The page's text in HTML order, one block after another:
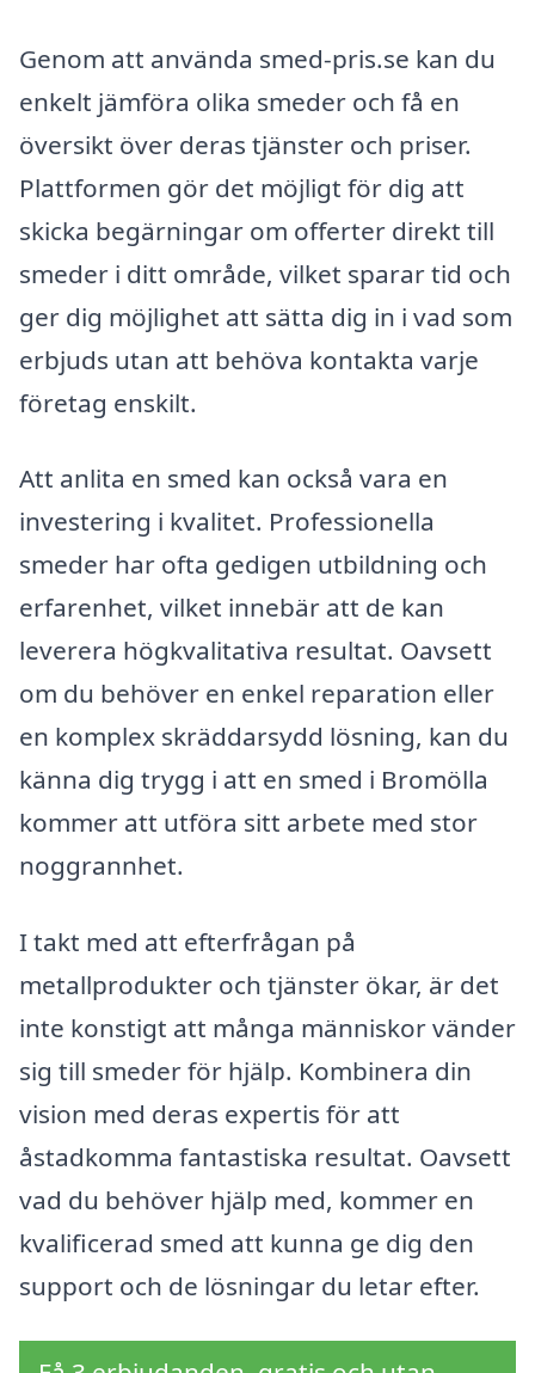
Genom att använda smed-pris.se kan du
enkelt jämföra olika smeder och få en
översikt över deras tjänster och priser.
Plattformen gör det möjligt för dig att
skicka begärningar om offerter direkt till
smeder i ditt område, vilket sparar tid och
ger dig möjlighet att sätta dig in i vad som
erbjuds utan att behöva kontakta varje
företag enskilt.
Att anlita en smed kan också vara en
investering i kvalitet. Professionella
smeder har ofta gedigen utbildning och
erfarenhet, vilket innebär att de kan
leverera högkvalitativa resultat. Oavsett
om du behöver en enkel reparation eller
en komplex skräddarsydd lösning, kan du
känna dig trygg i att en smed i Bromölla
kommer att utföra sitt arbete med stor
noggrannhet.
I takt med att efterfrågan på
metallprodukter och tjänster ökar, är det
inte konstigt att många människor vänder
sig till smeder för hjälp. Kombinera din
vision med deras expertis för att
åstadkomma fantastiska resultat. Oavsett
vad du behöver hjälp med, kommer en
kvalificerad smed att kunna ge dig den
support och de lösningar du letar efter.